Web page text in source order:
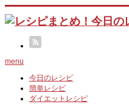
menu
今日のレシピ
簡単レシピ
ダイエットレシピ